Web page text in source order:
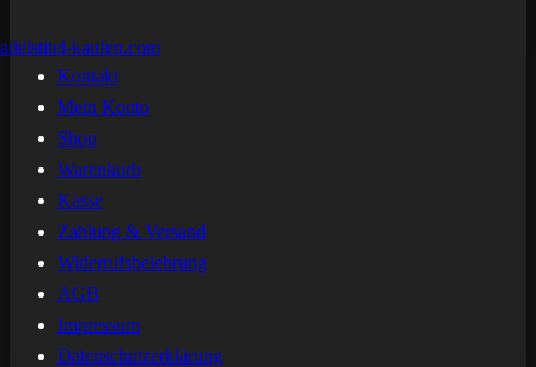
Kontakt
Mein Konto
Shop
Warenkorb
Kasse
Zahlung & Versand
Widerrufsbelehrung
AGB
Impressum
Datenschutzerklärung